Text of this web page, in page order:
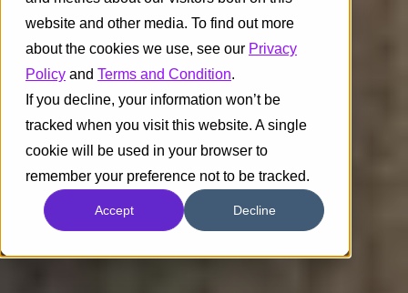
website and other media. To find out more
about the cookies we use, see our Privacy
Policy and Terms and Condition.
If you decline, your information won’t be
tracked when you visit this website. A single
cookie will be used in your browser to
remember your preference not to be tracked.
Accept Decline